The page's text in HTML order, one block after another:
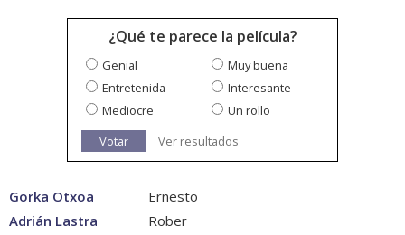
¿Qué te parece la película?
Genial
Muy buena
Entretenida
Interesante
Mediocre
Un rollo
Votar
Ver resultados
Gorka Otxoa
Ernesto
Adrián Lastra
Rober